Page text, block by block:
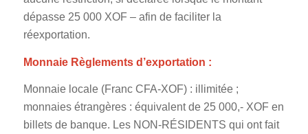
dépasse 25 000 XOF – afin de faciliter la
réexportation.
Monnaie Règlements d’exportation :
Monnaie locale (Franc CFA-XOF) : illimitée ;
monnaies étrangères : équivalent de 25 000,- XOF en
billets de banque. Les NON-RÉSIDENTS qui ont fait